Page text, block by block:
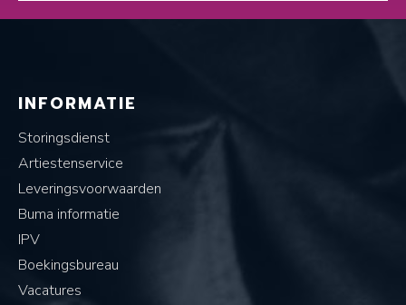
INFORMATIE
Storingsdienst
Artiestenservice
Leveringsvoorwaarden
Buma informatie
IPV
Boekingsbureau
Vacatures